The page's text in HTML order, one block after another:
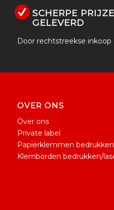
SCHERPE
GELEVERD
Door rechtstreekse inkoop
OVER ONS
Over ons
Private label
Papierklemmen bedrukken
Klemborden bedrukken/